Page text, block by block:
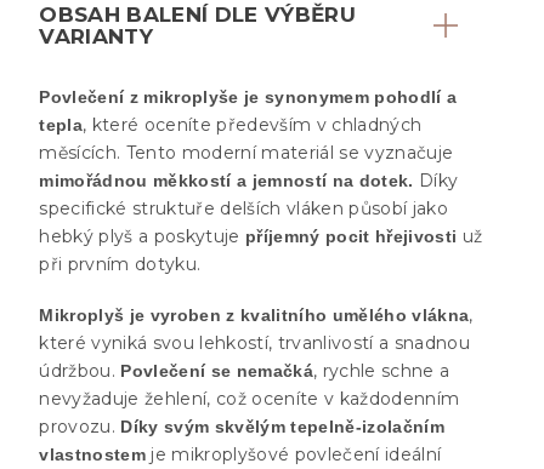
OBSAH BALENÍ DLE VÝBĚRU
VARIANTY
Povlečení z mikroplyše je synonymem pohodlí a
tepla, které oceníte především v chladných
měsících. Tento moderní materiál se vyznačuje
mimořádnou měkkostí a jemností na dotek. Díky
specifické struktuře delších vláken působí jako
hebký plyš a poskytuje příjemný pocit hřejivosti už
při prvním dotyku.
Mikroplyš je vyroben z kvalitního umělého vlákna,
které vyniká svou lehkostí, trvanlivostí a snadnou
údržbou. Povlečení se nemačká, rychle schne a
nevyžaduje žehlení, což oceníte v každodenním
provozu. Díky svým skvělým tepelně-izolačním
vlastnostemje mikroplyšové povlečení ideální